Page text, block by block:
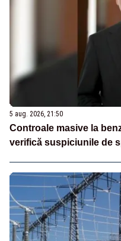
5 aug. 2026, 21:50
Controale masive la
verifică suspiciunile de